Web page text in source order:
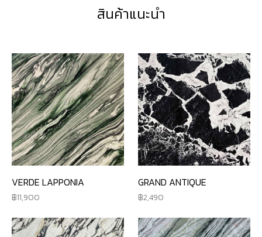
สินค้าแนะนำ
VERDE LAPPONIA
11,900
GRAND ANTIQUE
2,490